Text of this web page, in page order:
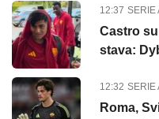
12:37 SERIE
Castro
stava:
12:32 SERIE
Roma,